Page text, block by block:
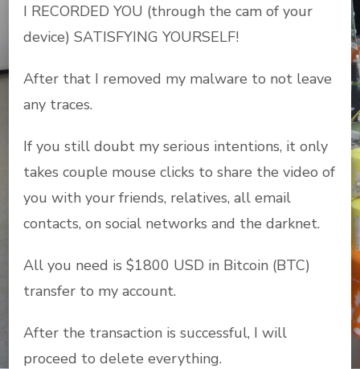
I RECORDED YOU (through the cam of your
device) SATISFYING YOURSELF!
After that I removed my malware to not leave
any traces.
If you still doubt my serious intentions, it only
takes couple mouse clicks to share the video of
you with your friends, relatives, all email
contacts, on social networks and the darknet.
All you need is $1800 USD in Bitcoin (BTC)
transfer to my account.
After the transaction is successful, I will
proceed to delete everything.